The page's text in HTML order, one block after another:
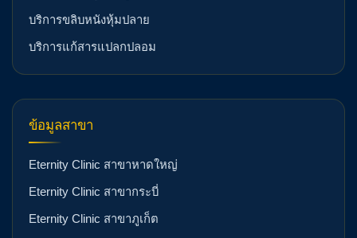
บริการขลิบหนังหุ้มปลาย
บริการแก้สารแปลกปลอม
ข้อมูลสาขา
Eternity Clinic สาขาหาดใหญ่
Eternity Clinic สาขากระบี่
Eternity Clinic สาขาภูเก็ต